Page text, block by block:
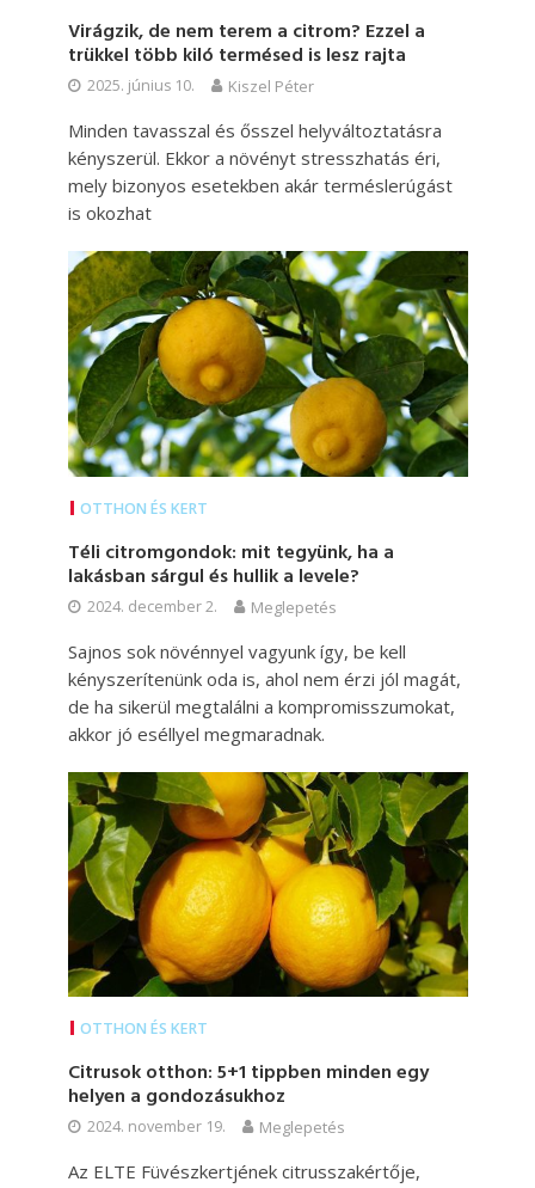
Virágzik, de nem terem a citrom? Ezzel a
trükkel több kiló termésed is lesz rajta
2025. június 10. Kiszel Péter
Minden tavasszal és ősszel helyváltoztatásra
kényszerül. Ekkor a növényt stresszhatás éri,
mely bizonyos esetekben akár terméslerúgást
is okozhat
OTTHON ÉS KERT
Téli citromgondok: mit tegyünk, ha a
lakásban sárgul és hullik a levele?
2024. december 2. Meglepetés
Sajnos sok növénnyel vagyunk így, be kell
kényszerítenünk oda is, ahol nem érzi jól magát,
de ha sikerül megtalálni a kompromisszumokat,
akkor jó eséllyel megmaradnak.
OTTHON ÉS KERT
Citrusok otthon: 5+1 tippben minden egy
helyen a gondozásukhoz
2024. november 19. Meglepetés
Az ELTE Füvészkertjének citrusszakértője,